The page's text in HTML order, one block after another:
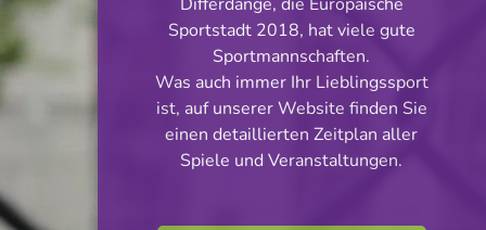
16:00
Stade Municipal
Teilen
BGL Ligue
Sportstadt 2018, hat viele gute
Sportmannschaften.
Was auch immer Ihr Lieblingssport
ist, auf unserer Website finden Sie
einen detaillierten Zeitplan aller
Spiele und Veranstaltungen.